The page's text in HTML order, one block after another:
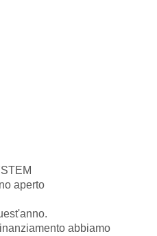
aperto
abbiamo